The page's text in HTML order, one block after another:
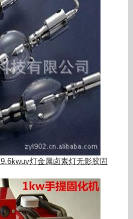
灯金属卤素灯无影胶固